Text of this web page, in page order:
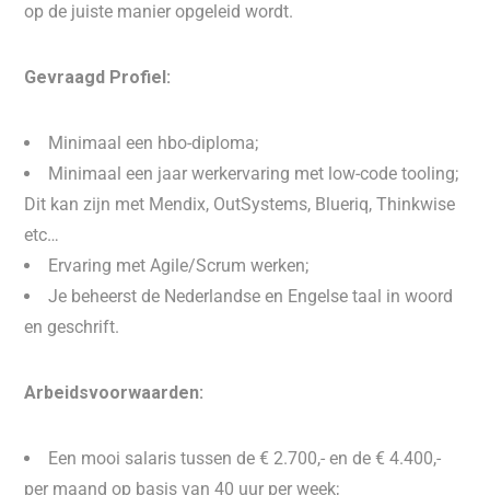
op de juiste manier opgeleid wordt.
Gevraagd Profiel:
Minimaal een hbo-diploma;
Minimaal een jaar werkervaring met low-code tooling;
Dit kan zijn met Mendix, OutSystems, Blueriq, Thinkwise
etc…
Ervaring met Agile/Scrum werken;
Je beheerst de Nederlandse en Engelse taal in woord
en geschrift.
Arbeidsvoorwaarden:
Een mooi salaris tussen de € 2.700,- en de € 4.400,-
per maand op basis van 40 uur per week;